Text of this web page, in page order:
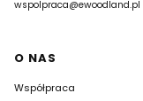
wspolpraca@ewoodland.pl
Linki w stopce
O NAS
Współpraca